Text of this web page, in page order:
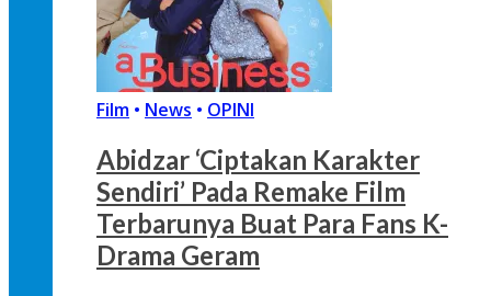
Film • News • OPINI
Abidzar ‘Ciptakan Karakter
Sendiri’ Pada Remake Film
Terbarunya Buat Para Fans K-
Drama Geram